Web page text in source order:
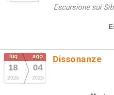
Escursione sui
lug
18
2025
ago
04
2025
Dissonanze